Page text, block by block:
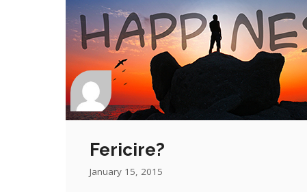
Fericire?
January 15, 2015